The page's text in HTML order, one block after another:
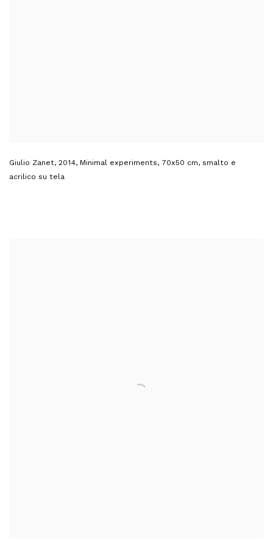
Giulio Zanet, 2014, Minimal experiments, 70x50 cm, smalto e
acrilico su tela